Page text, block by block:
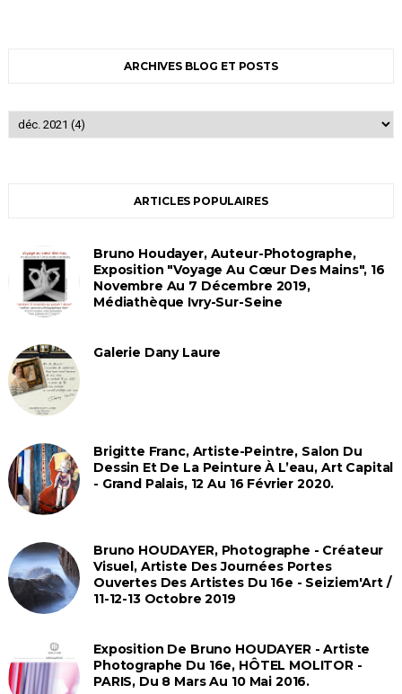
ARCHIVES BLOG ET POSTS
ARTICLES POPULAIRES
Bruno Houdayer, Auteur-Photographe,
Exposition "Voyage Au Cœur Des Mains", 16
Novembre Au 7 Décembre 2019,
Médiathèque Ivry-Sur-Seine
Galerie Dany Laure
Brigitte Franc, Artiste-Peintre, Salon Du
Dessin Et De La Peinture À L’eau, Art Capital
- Grand Palais, 12 Au 16 Février 2020.
Bruno HOUDAYER, Photographe - Créateur
Visuel, Artiste Des Journées Portes
Ouvertes Des Artistes Du 16e - Seiziem'Art /
11-12-13 Octobre 2019
Exposition De Bruno HOUDAYER - Artiste
Photographe Du 16e, HÔTEL MOLITOR -
PARIS, Du 8 Mars Au 10 Mai 2016.